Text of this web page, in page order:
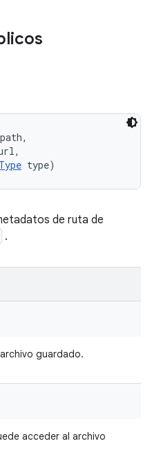
type)
de ruta de
.
guardado.
acceder al archivo